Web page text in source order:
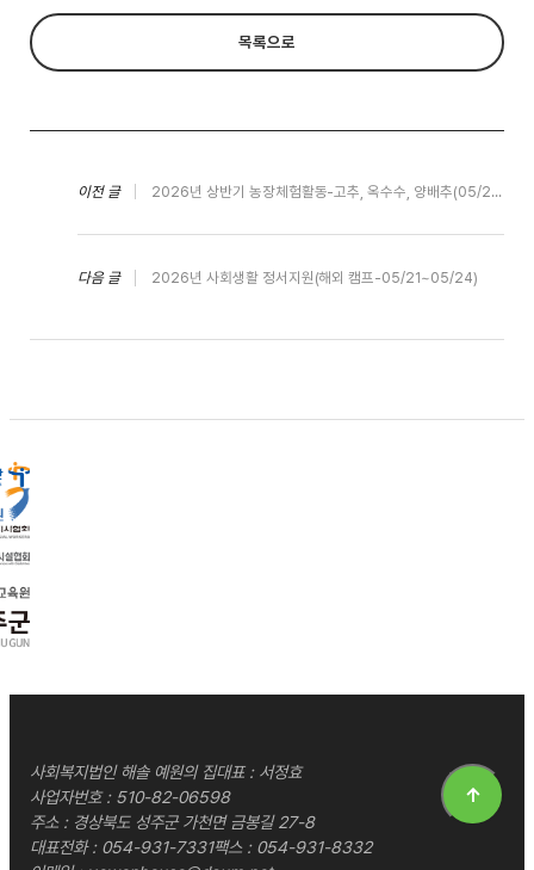
목록으로
이전 글 2026년 상반기 농장체험활동-고추, 옥수수, 양배추(05/25)
다음 글 2026년 사회생활 정서지원(해외 캠프-05/21~05/24)
사회복지법인 해솔 예원의 집대표 : 서정효
사업자번호 : 510-82-06598
주소 : 경상북도 성주군 가천면 금봉길 27-8
대표전화 : 054-931-7331팩스 : 054-931-8332
↑